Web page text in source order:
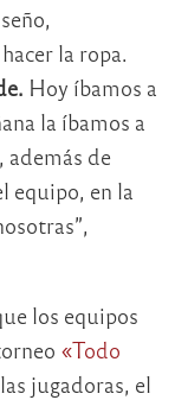
la ropa.
Hoy íbamos a
la íbamos a
además de
equipo, en la
los equipos
«Todo
jugadoras, el